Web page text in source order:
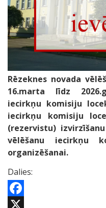
Rēzeknes novada
16.marta līdz
iecirkņu komisiju
iecirkņu komisiju
(rezervistu)
vēlēšanu iecirkņu
organizēšanai.
Dalies:
Facebook